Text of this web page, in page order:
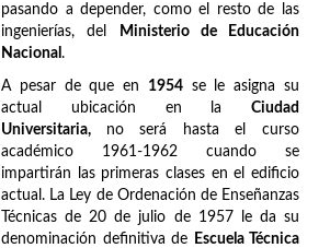
pasando a depender, como el resto de las
ingenierías, del
Ministerio de Educación
Nacional .
A pesar de que en 1954se le asigna su
actual ubicación en la Ciudad
Universitaria, no será hasta el curso
académico 1961-1962 cuando se
impartirán las primeras clases en el edificio
actual. La Ley de Ordenación de Enseñanzas
Técnicas de 20 de julio de 1957 le da su
denominación definitiva de
Escuela Técnica